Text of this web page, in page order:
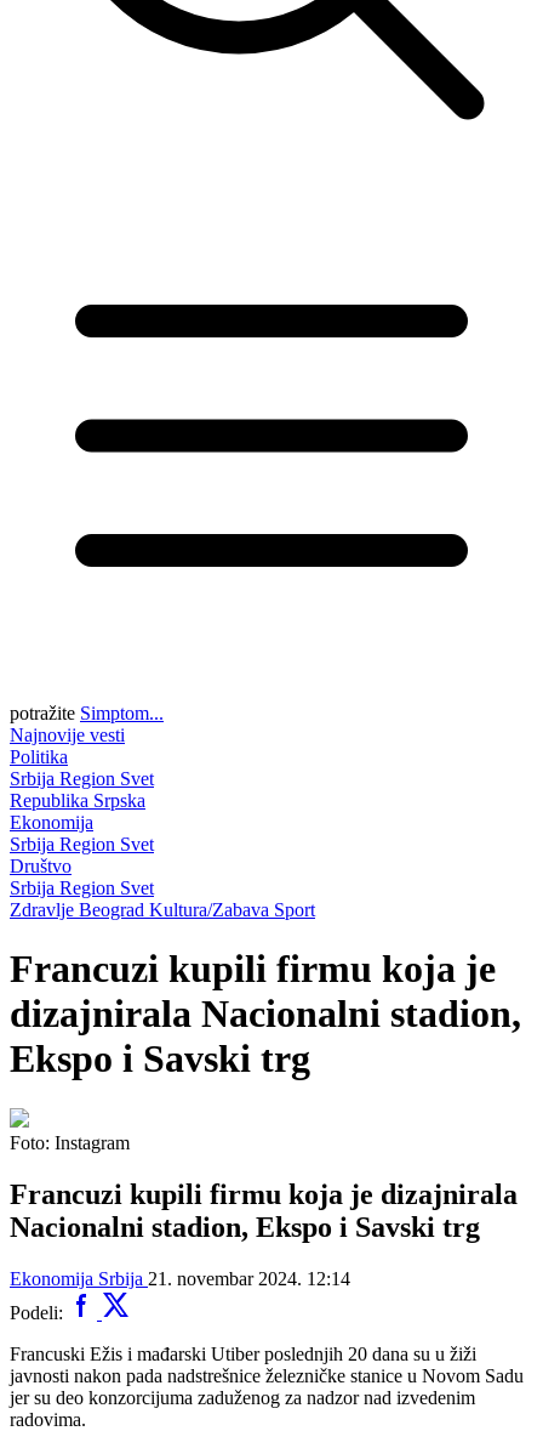
potražite Simptom...
Najnovije vesti
Politika
Srbija Region Svet
Republika Srpska
Ekonomija
Srbija Region Svet
Društvo
Srbija Region Svet
Zdravlje Beograd Kultura/Zabava Sport
Francuzi kupili firmu koja je
dizajnirala Nacionalni stadion,
Ekspo i Savski trg
Foto: Instagram
Francuzi kupili firmu koja je dizajnirala
Nacionalni stadion, Ekspo i Savski trg
Ekonomija Srbija 21. novembar 2024. 12:14
Podeli:
Francuski Ežis i mađarski Utiber poslednjih 20 dana su u žiži
javnosti nakon pada nadstrešnice železničke stanice u Novom Sadu
jer su deo konzorcijuma zaduženog za nadzor nad izvedenim
radovima.